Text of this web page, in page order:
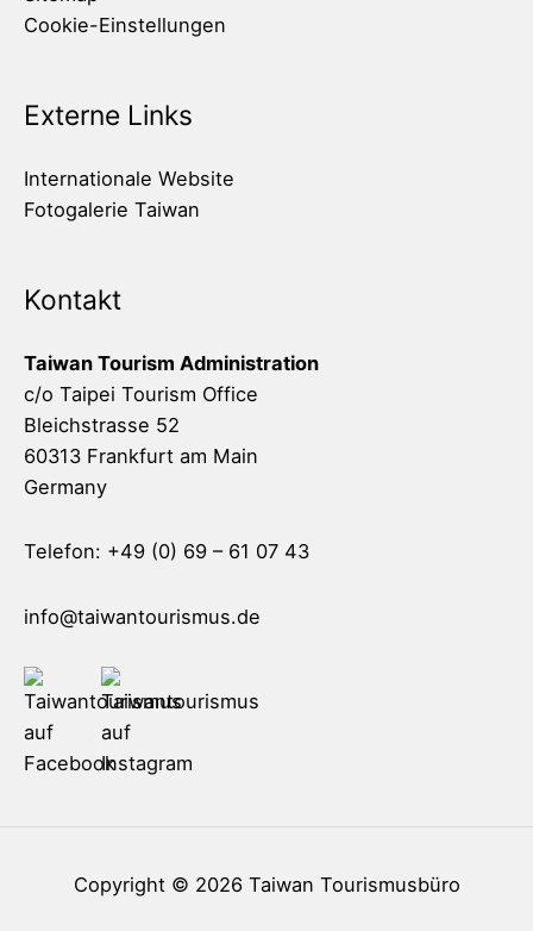
Cookie-Einstellungen
Externe Links
Internationale Website
Fotogalerie Taiwan
Kontakt
Taiwan Tourism Administration
c/o Taipei Tourism Office
Bleichstrasse 52
60313 Frankfurt am Main
Germany
Telefon: +49 (0) 69 – 61 07 43
info@taiwantourismus.de
Copyright © 2026 Taiwan Tourismusbüro